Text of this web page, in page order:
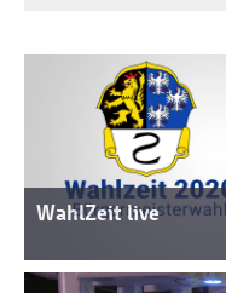
WahlZeit live